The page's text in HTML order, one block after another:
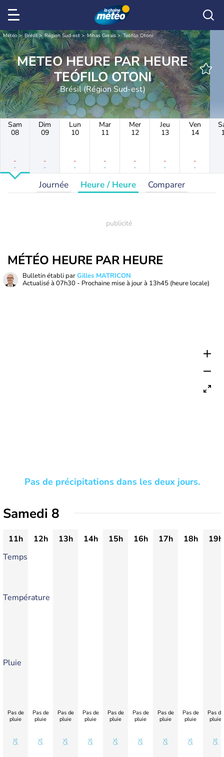
Météo Brésil Région Sud-est Minas Gerais Teófilo Otoni
METEO HEURE PAR HEURE
TEÓFILO OTONI
Brésil (Région Sud-est)
Sam
08
-
-
Dim
09
-
-
Lun
10
-
-
Mar
11
-
-
Mer
12
-
-
Jeu
13
-
-
Ven
14
-
-
Journée Heure / Heure Comparer
MÉTÉO HEURE PAR HEURE
Bulletin établi parGilles MATRICON
Actualisé à 07h30 - Prochaine mise à jour à 13h45 (heure locale)
Pas de précipitations dans les deux jours.
Samedi 8
11h 12h 13h 14h 15h 16h 17h 18h
19h
Temps
Température
Pluie
Pas de
pluie
Pas de
pluie
Pas de
pluie
Pas de
pluie
Pas de
pluie
Pas de
pluie
Pas de
pluie
Pas de
pluie
Pas de
pluie